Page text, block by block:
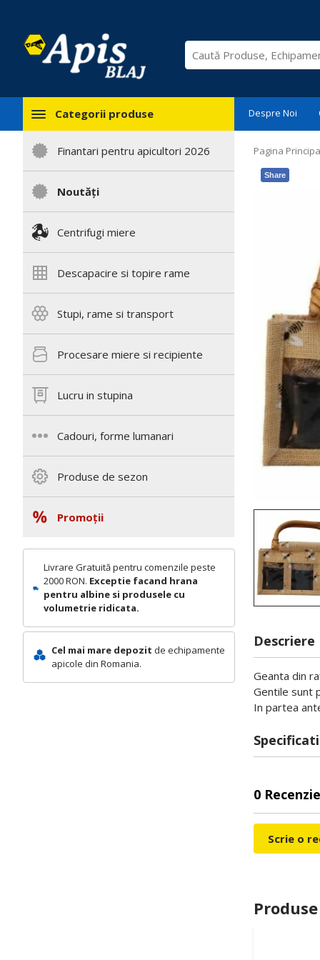
Categorii produse
Finantari pentru apicultori 2026
Noutăți
Centrifugi miere
Descapacire si topire rame
Stupi, rame si transport
Procesare miere si recipiente
Lucru in stupina
Cadouri, forme lumanari
Produse de sezon
Promoții
Despre Noi
Livrare Gratuită pentru comenzile peste
2000 RON. Exceptie facand hrana
pentru albine si produsele cu
volumetrie ridicata.
Cel mai mare depozit de echipamente
apicole din Romania.
Pagina
Share
Descriere
Geanta din
Gentile sunt
In partea
0
Scrie o